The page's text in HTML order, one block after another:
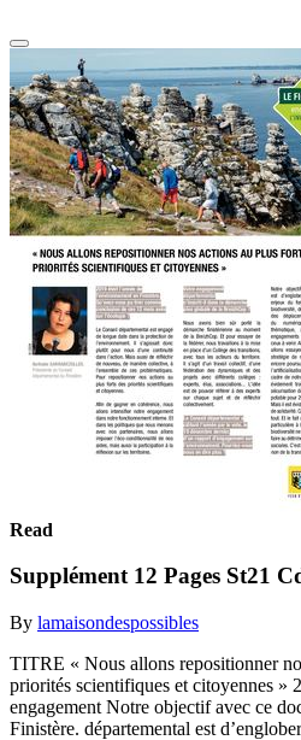
Read
Supplément 12 Pages St21
By lamaisondespossibles
TITRE « Nous allons repositionner
priorités scientifiques et citoyennes »
engagement Notre objectif avec ce
Finistère. départemental est